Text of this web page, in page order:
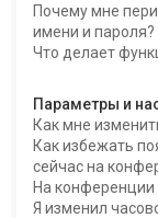
Почему мне
имени и пароля?
Что делает
Параметры и
Как мне
Как избежать
сейчас на
На
Я изменил